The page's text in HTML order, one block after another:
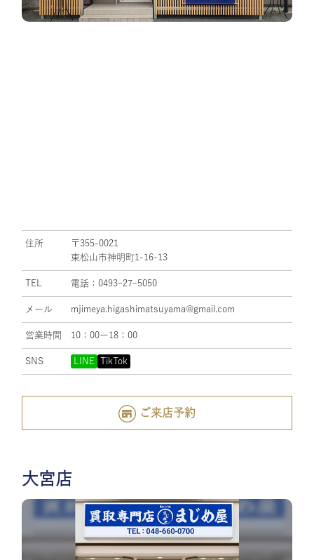
住所
〒355-0021
東松山市神明町1-16-13
TEL 電話：0493ｰ27ｰ5050
メール mjimeya.higashimatsuyama@gmail.com
営業時間 10：00ー18：00
SNS LINE TikTok
ご来店予約
大宮店